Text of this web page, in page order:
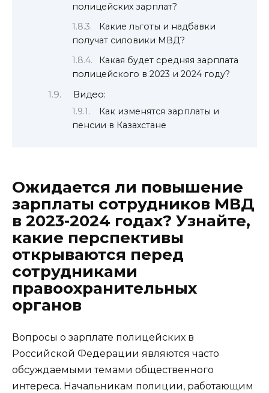
полицейских зарплат?
Какие льготы и надбавки
получат силовики МВД?
Какая будет средняя зарплата
полицейского в 2023 и 2024 году?
Видео:
Как изменятся зарплаты и
пенсии в Казахстане
Ожидается ли повышение
зарплаты сотрудников МВД
в 2023-2024 годах? Узнайте,
какие перспективы
открываются перед
сотрудниками
правоохранительных
органов
Вопросы о зарплате полицейских в
Российской Федерации являются часто
обсуждаемыми темами общественного
интереса. Начальникам полиции, работающим